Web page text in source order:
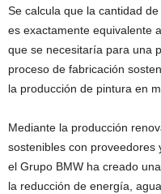
Se calcula que la cantidad
es exactamente equivalente
que se necesitaría para una
proceso de fabricación
la producción de pintura en
Mediante la producción
sostenibles con proveedores
el Grupo BMW ha creado
la reducción de energía,